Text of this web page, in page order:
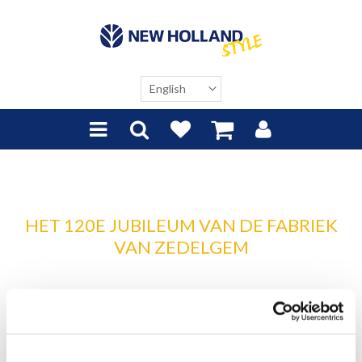
HET 120E JUBILEUM VAN DE FABRIEK
VAN ZEDELGEM
Het 120-jarig jubileum van de fabriek in Zedelgem markeert